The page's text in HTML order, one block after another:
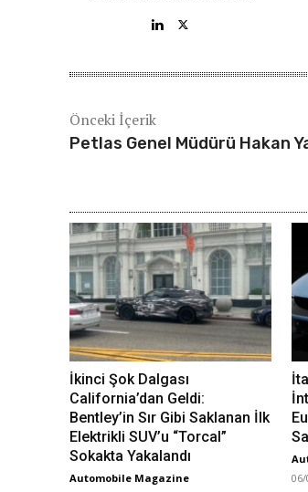
Önceki İçerik
Petlas Genel Müdürü Hakan
İkinci Şok Dalgası
California’dan Geldi:
Bentley’in Sır Gibi Saklanan İlk
Elektrikli SUV’u “Torcal”
Sokakta Yakalandı
Automobile Magazine
06/